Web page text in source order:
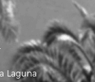
Laguna